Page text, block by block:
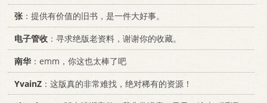
张：提供有价值的旧书，是一件大好事。
电子管收 ：寻求绝版老资料，谢谢你的收藏。
南华：emm，你这也太棒了吧
YvainZ ：这版真的非常难找，绝对稀有的资源！